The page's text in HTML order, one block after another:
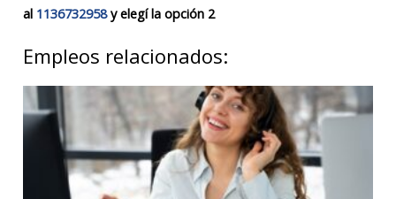
al 1136732958y elegí la opción 2
Empleos relacionados: